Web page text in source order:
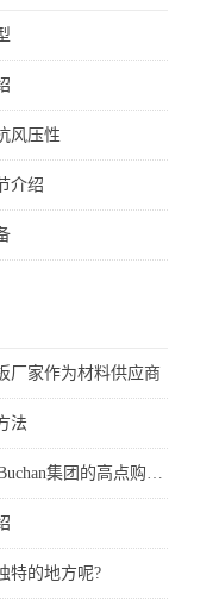
风压性
介绍
厂家作为材料供应商
法
Grimshaw建筑事务所和Buchan集团的高点购物中心
特的地方呢?